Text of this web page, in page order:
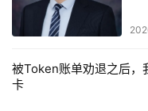
被Token账单劝退之后，
卡